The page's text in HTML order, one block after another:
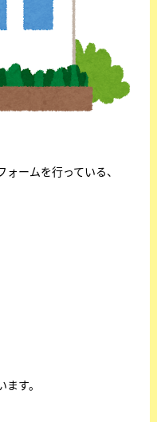
ームを行っている、
す。